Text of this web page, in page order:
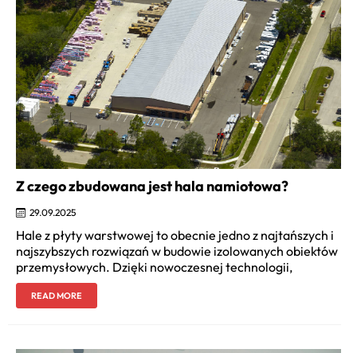
Z czego zbudowana jest hala namiotowa?
29.09.2025
Hale z płyty warstwowej to obecnie jedno z najtańszych i
najszybszych rozwiązań w budowie izolowanych obiektów
przemysłowych. Dzięki nowoczesnej technologii,
READ MORE